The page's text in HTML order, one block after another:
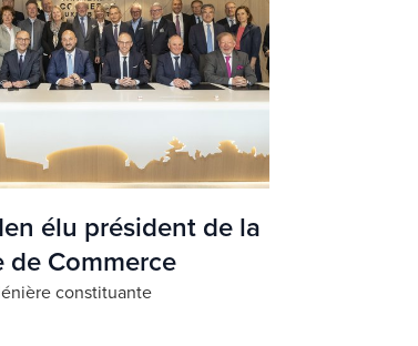
élu président de la
de Commerce
constituante